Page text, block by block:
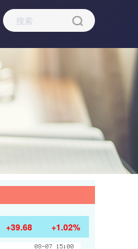
+39.68 +1.02%